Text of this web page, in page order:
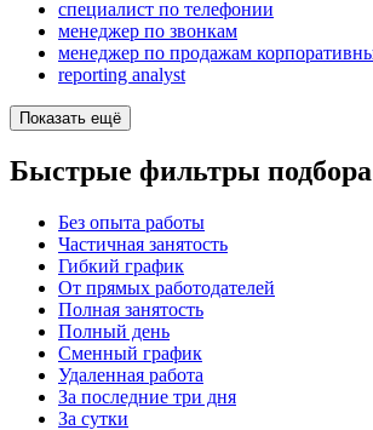
специалист по телефонии
менеджер по звонкам
менеджер по продажам
reporting analyst
Показать ещё
Быстрые фильтры
Без опыта работы
Частичная занятость
Гибкий график
От прямых работодателей
Полная занятость
Полный день
Сменный график
Удаленная работа
За последние три дня
За сутки